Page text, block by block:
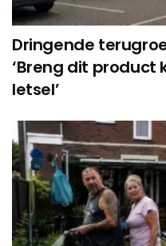
Dringende
‘Breng dit product
letsel’